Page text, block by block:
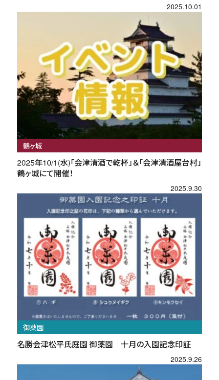
2025.10.01
鶴ヶ城
2025年10/1(水)「会津清酒で乾杯」＆「会津清酒屋台村」
鶴ヶ城にて開催！
2025.9.30
御薬園
名勝会津松平氏庭園 御薬園 十月の入園記念印証
2025.9.26